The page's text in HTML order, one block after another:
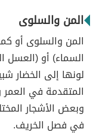
المن والسلوى
المن والسلوى أو
السماء) أو
لونها إلى الخضار
المتقدمة في
وبعض الأشجار
في فصل الخريف.